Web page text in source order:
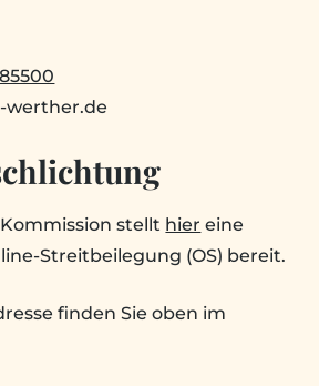
werther.de
stellt hier eine
Streitbeilegung (OS) bereit.
finden Sie oben im